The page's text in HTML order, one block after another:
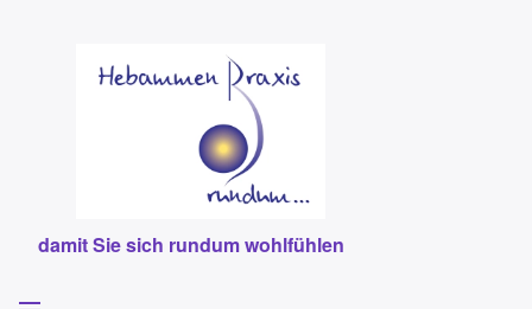
damit Sie sich rundum wohlfühlen